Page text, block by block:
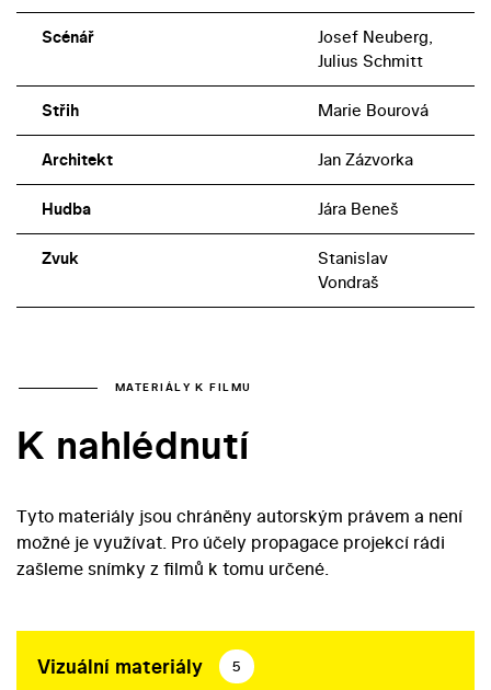
Scénář
Josef Neuberg,
Julius Schmitt
Střih Marie Bourová
Architekt Jan Zázvorka
Hudba Jára Beneš
Zvuk
Stanislav
Vondraš
MATERIÁLY K FILMU
K nahlédnutí
Tyto materiály jsou chráněny autorským právem a není
možné je využívat. Pro účely propagace projekcí rádi
zašleme snímky z filmů k tomu určené.
Vizuální materiály 5